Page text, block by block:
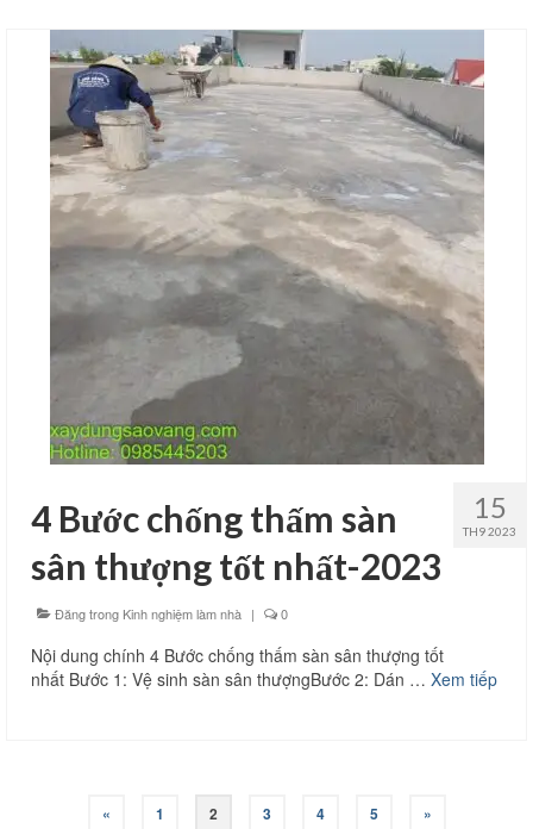
15
TH9 2023
4 Bước chống thấm sàn
sân thượng tốt nhất-2023
Đăng trong Kinh nghiệm làm nhà | 0
Nội dung chính 4 Bước chống thấm sàn sân thượng tốt
nhất Bước 1: Vệ sinh sàn sân thượngBước 2: Dán … Xem tiếp
« 1 2 3 4 5 »